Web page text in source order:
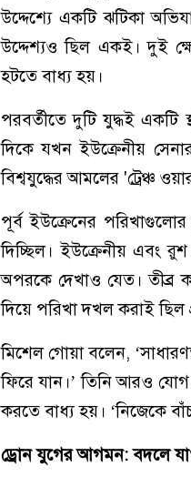
উদ্দেশ্যে একটি ঝটিকা
উদ্দেশ্যও ছিল একই। দুই
হটতে বাধ্য হয়।
পরবর্তীতে দুটি যুদ্ধই একটি
দিকে যখন ইউক্রেনীয়
বিশ্বযুদ্ধের আমলের 'ট্রেঞ্চ
পূর্ব ইউক্রেনের পরিখাগুলোর
দিচ্ছিল। ইউক্রেনীয় এবং
অপরকে দেখাও যেত। তীব্র
দিয়ে পরিখা দখল করাই ছিল
মিশেল গোয়া বলেন,
ফিরে যান।’ তিনি আরও
করতে বাধ্য হয়। ‘নিজেকে
ড্রোন যুগের আগমন: বদলে